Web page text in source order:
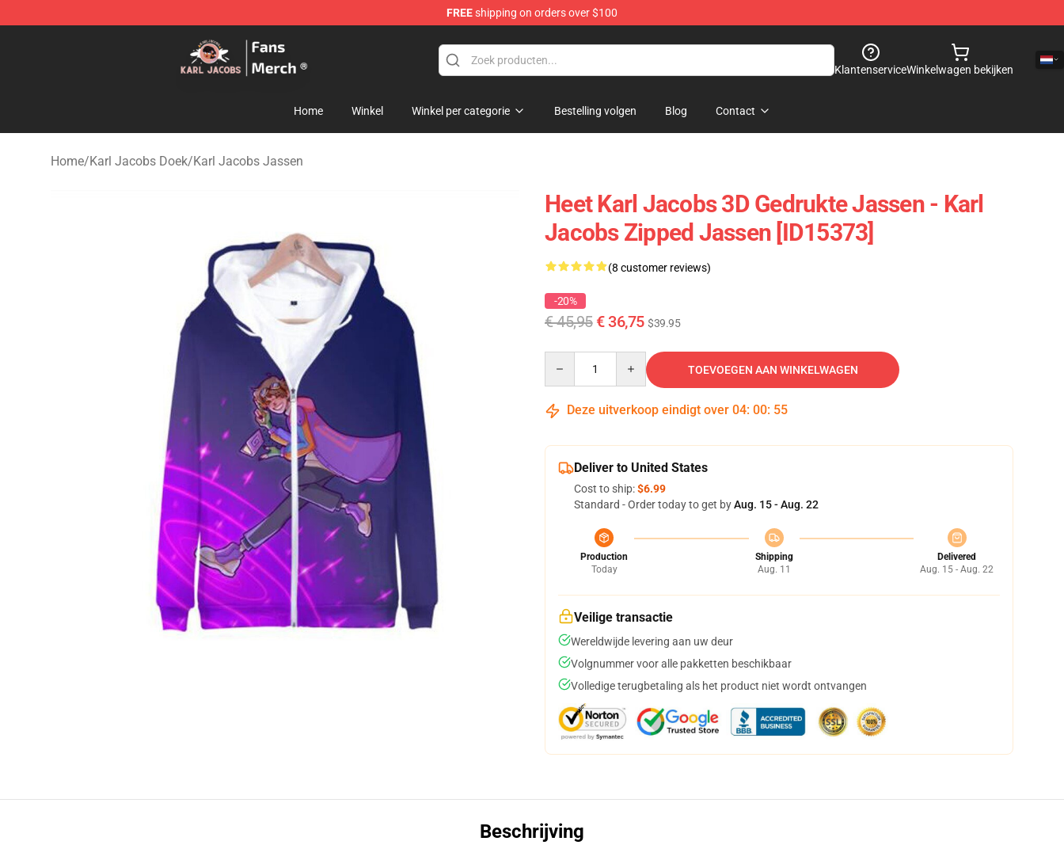
FREEshipping on orders over $100
Karl Jacobs Store - Official Karl Jacobs Merchandise Shop
KlantenserviceWinkelwagen bekijken
Home Winkel Winkel per categorie Bestelling volgen Blog Contact
Home/Karl Jacobs Doek/Karl Jacobs Jassen
Heet Karl Jacobs 3D Gedrukte Jassen - Karl
Jacobs Zipped Jassen [ID15373]
(8 customer reviews)
-20%
€ 45,95 € 36,75 $39.95
TOEVOEGEN AAN WINKELWAGEN
Deze uitverkoop eindigt over 04: 00: 54
Deliver to United States
Cost to ship:$6.99
Standard - Order today to get byAug. 15 - Aug. 22
Production
Today
Shipping
Aug. 11
Delivered
Aug. 15 - Aug. 22
Veilige transactie
Wereldwijde levering aan uw deur
Volgnummer voor alle pakketten beschikbaar
Volledige terugbetaling als het product niet wordt ontvangen
Beschrijving